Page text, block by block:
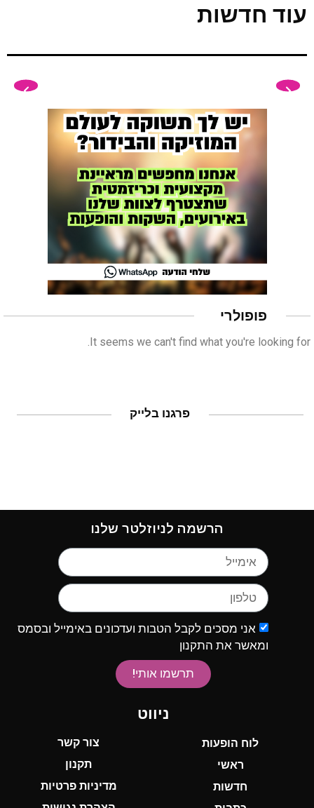
עוד חדשות
פופולרי
It seems we can't find what you're looking for.
פרגנו בלייק
הרשמה לניוזלטר שלנו
אני מסכים לקבל הטבות ועדכונים באימייל ובסמס
ומאשר את התקנון
תרשמו אותי!
ניווט
לוח הופעות
ראשי
חדשות
צור קשר
תקנון
מדיניות פרטיות